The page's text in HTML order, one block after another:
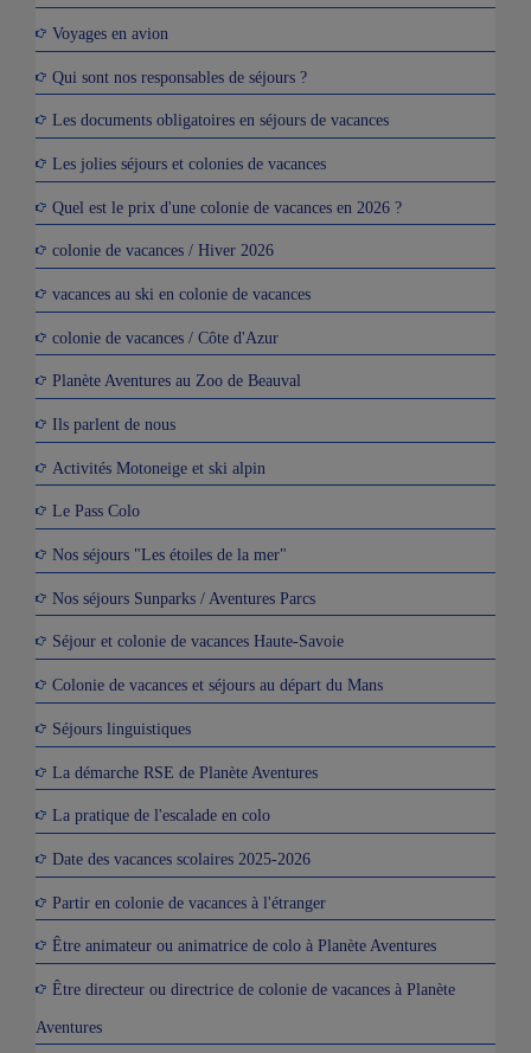
Voyages en avion
Qui sont nos responsables de séjours ?
Les documents obligatoires en séjours de vacances
Les jolies séjours et colonies de vacances
Quel est le prix d'une colonie de vacances en 2026 ?
colonie de vacances / Hiver 2026
vacances au ski en colonie de vacances
colonie de vacances / Côte d'Azur
Planète Aventures au Zoo de Beauval
Ils parlent de nous
Activités Motoneige et ski alpin
Le Pass Colo
Nos séjours "Les étoiles de la mer"
Nos séjours Sunparks / Aventures Parcs
Séjour et colonie de vacances Haute-Savoie
Colonie de vacances et séjours au départ du Mans
Séjours linguistiques
La démarche RSE de Planète Aventures
La pratique de l'escalade en colo
Date des vacances scolaires 2025-2026
Partir en colonie de vacances à l'étranger
Être animateur ou animatrice de colo à Planète Aventures
Être directeur ou directrice de colonie de vacances à Planète
Aventures